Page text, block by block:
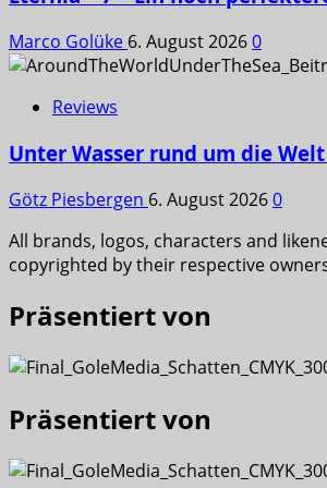
Marco Golüke 6. August 20260
Reviews
Unter Wasser rund um die Welt
Götz Piesbergen 6. August 20260
All brands, logos, characters and
copyrighted by their respective
Präsentiert von
Präsentiert von